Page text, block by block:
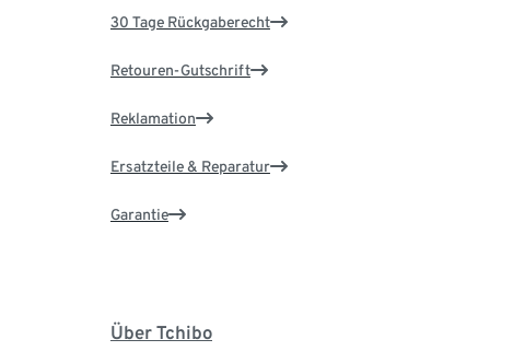
30 Tage Rückgaberecht
Retouren-Gutschrift
Reklamation
Ersatzteile & Reparatur
Garantie
Über Tchibo